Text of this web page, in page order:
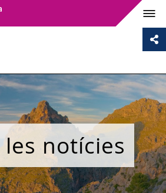
les notícies